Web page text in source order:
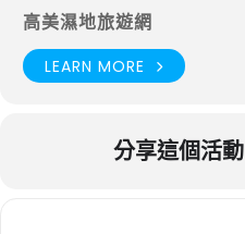
高美濕地旅遊網
LEARN MORE
分享這個活動